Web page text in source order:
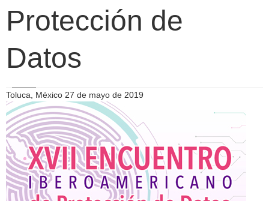
Protección de
Datos
Toluca, México 27 de mayo de 2019